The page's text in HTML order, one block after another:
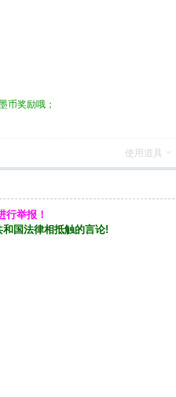
币奖励哦；
使用道具
行举报！
国法律相抵触的言论!